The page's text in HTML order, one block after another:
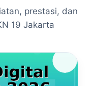
prestasi, dan
19 Jakarta